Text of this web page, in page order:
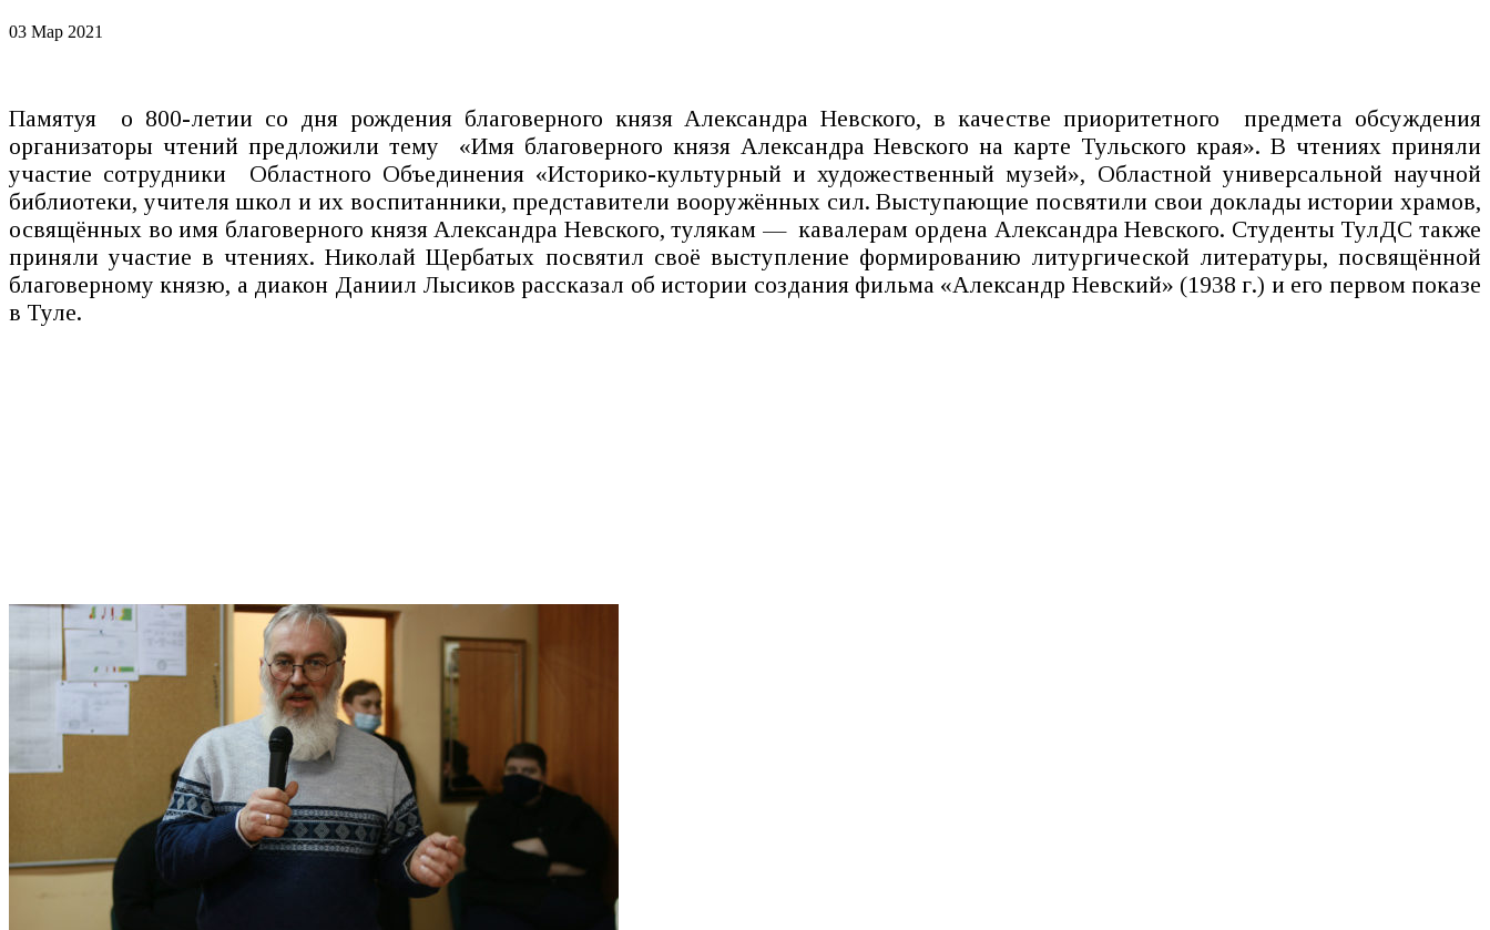
03 Мар 2021
Памятуя о 800-летии со дня рождения благоверного князя Александра Невского, в качестве приоритетного предмета обсуждения
организаторы чтений предложили тему «Имя благоверного князя Александра Невского на карте Тульского края». В чтениях приняли
участие сотрудники Областного Объединения «Историко-культурный и художественный музей», Областной универсальной научной
библиотеки, учителя школ и их воспитанники, представители вооружённых сил. Выступающие посвятили свои доклады истории храмов,
освящённых во имя благоверного князя Александра Невского, тулякам — кавалерам ордена Александра Невского. Студенты ТулДС также
приняли участие в чтениях. Николай Щербатых посвятил своё выступление формированию литургической литературы, посвящённой
благоверному князю, а диакон Даниил Лысиков рассказал об истории создания фильма «Александр Невский» (1938 г.) и его первом показе
в Туле.